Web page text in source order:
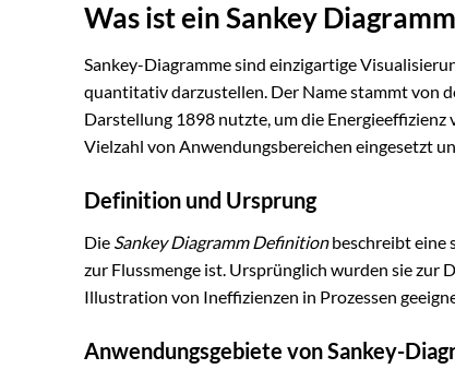
Was ist ein Sankey
Sankey-Diagramme sind einzigartige
quantitativ darzustellen. Der Name stammt von
Darstellung 1898 nutzte, um die
Vielzahl von Anwendungsbereichen eingesetzt
Definition und Ursprung
Die Sankey Diagramm Definitionbeschreibt eine
zur Flussmenge ist. Ursprünglich wurden sie zur
Illustration von Ineffizienzen in Prozessen
Anwendungsgebiete von Sankey-